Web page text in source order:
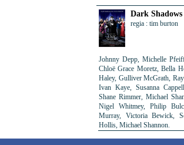
Dark Shadows
regia : tim burton
Johnny Depp, Michelle
Chloë Grace Moretz, Bella
Haley, Gulliver McGrath,
Ivan Kaye, Susanna
Shane Rimmer, Michael
Nigel Whitmey, Philip
Murray, Victoria Bewick,
Hollis, Michael Shannon.